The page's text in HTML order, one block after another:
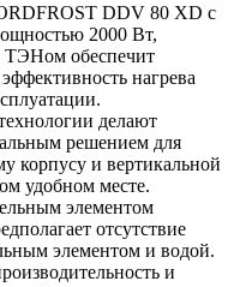
DDV 80 XD c
2000 Вт,
ТЭНом обеспечит
нагрева
делают
решением для
корпусу и вертикальной
удобном месте.
элементом
отсутствие
элементом и водой.
и